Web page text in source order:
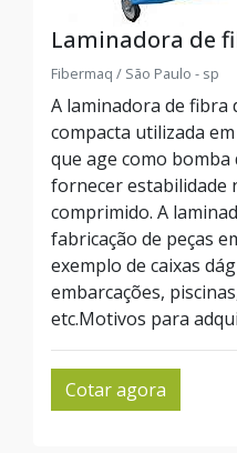
Laminadora de
Fibermaq / São Paulo - sp
A laminadora de fibra
compacta utilizada
que age como
fornecer estabilidade
comprimido. A
fabricação de peças
exemplo de caixas
embarcações,
etc.Motivos para
Cotar agora